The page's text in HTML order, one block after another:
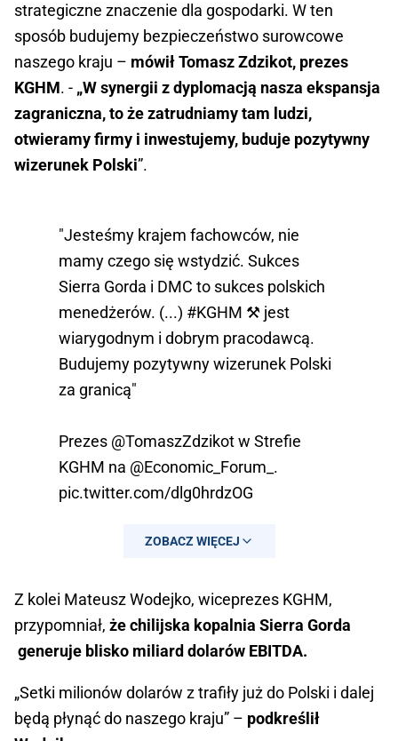
strategiczne znaczenie dla gospodarki. W ten
sposób budujemy bezpieczeństwo surowcowe
naszego kraju – mówił Tomasz Zdzikot, prezes
KGHM. - „W synergii z dyplomacją nasza ekspansja
zagraniczna, to że zatrudniamy tam ludzi,
otwieramy firmy i inwestujemy, buduje pozytywny
wizerunek Polski”.
"Jesteśmy krajem fachowców, nie
mamy czego się wstydzić. Sukces
Sierra Gorda i DMC to sukces polskich
menedżerów. (...) #KGHM ⚒️ jest
wiarygodnym i dobrym pracodawcą.
Budujemy pozytywny wizerunek Polski
za granicą"
Prezes @TomaszZdzikotw Strefie
KGHM na @Economic_Forum_ .
pic.twitter.com/dlg0hrdzOG
— KGHM Polska Miedź (@kghm_sa)
ZOBACZ WIĘCEJ
Z kolei Mateusz Wodejko, wiceprezes KGHM,
przypomniał, że chilijska kopalnia Sierra Gorda
generuje blisko miliard dolarów EBITDA.
„Setki milionów dolarów z trafiły już do Polski i dalej
będą płynąć do naszego kraju” – podkreślił